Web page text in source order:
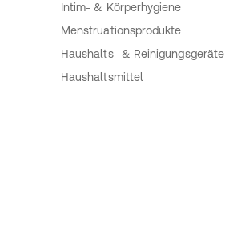
Intim- & Körperhygiene
Menstruationsprodukte
Haushalts- & Reinigungsgeräte
Haushaltsmittel